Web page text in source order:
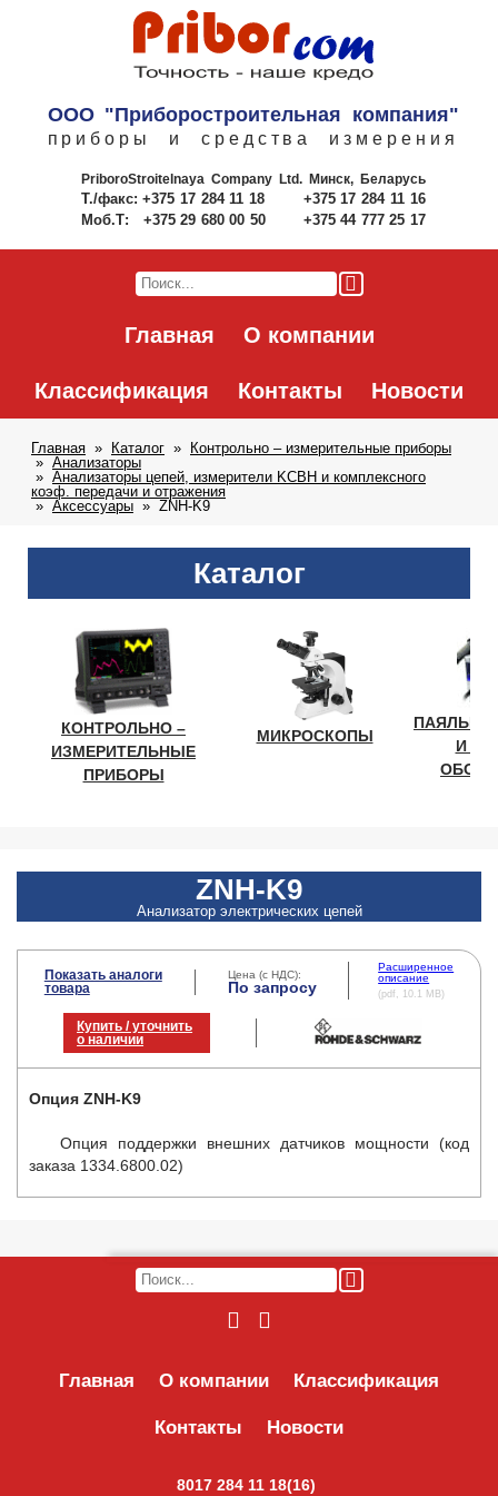
ООО "Приборостроительная компания"
приборы и средства измерения
PriboroStroitelnaya Company Ltd.Минск, Беларусь
Т./факс: +375 17 284 11 18
+375 17 284 11 16
Моб.Т:
+375 29 680 00 50 +375 44 777 25 17
Главная О компании
Классификация Контакты Новости
Главная Каталог
Контрольно – измерительные приборы
Анализаторы
Анализаторы цепей, измерители KCBH и комплексного
коэф. передачи и отражения
Аксессуары
ZNH-K9
Каталог
КОНТРОЛЬНО –
ИЗМЕРИТЕЛЬНЫЕ
ПРИБОРЫ
МИКРОСКОПЫ
И
ZNH-K9
Анализатор электрических цепей
Показать аналоги
товара
Цена (с НДС):
По запросу
Расширенное
описание
(pdf, 10.1 MB)
Купить / уточнить
о наличии
Опция ZNH-K9
Опция поддержки внешних датчиков мощности (код
заказа 1334.6800.02)
Главная О компании Классификация
Контакты Новости
8017 284 11 18(16)